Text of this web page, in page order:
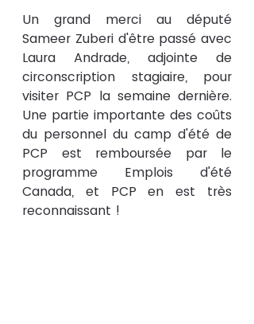
Un grand merci au député
Sameer Zuberi d'être passé avec
Laura Andrade, adjointe de
circonscription stagiaire, pour
visiter PCP la semaine dernière.
Une partie importante des coûts
du personnel du camp d'été de
PCP est remboursée par le
programme Emplois d'été
Canada, et PCP en est très
reconnaissant !